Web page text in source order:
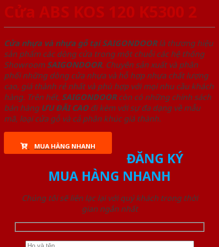
Cửa ABS KOS 120 K5300 2
Cửa nhựa và nhựa gỗ tại SAIGONDOORlà thương hiệu
sản phẩm các dòng cửa trong một chuỗi các hệ thống
Showroom SAIGONDOOR. Chuyên sản xuất và phân
phối những dòng cửa nhựa và hỗ hợp nhựa chất lượng
cao, giá thành rẻ nhất và phù hợp với mọi nhu cầu khách
hàng. Trên hết, SAIGONDOORcòn có những chính sách
bán hàng ƯU ĐÃI CAOđi kèm với sự đa dạng về mẫu
mã, loại cửa gỗ và cả phân khúc giá thành.
MUA HÀNG NHANH
ĐĂNG KÝ
MUA HÀNG NHANH
Chúng tôi sẽ liên lạc lại với quý khách trong thời
gian ngắn nhất